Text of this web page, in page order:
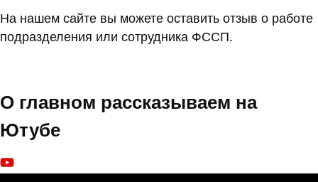
На нашем сайте вы можете оставить отзыв о работе
подразделения или сотрудника ФССП.
О главном рассказываем на
Ютубе